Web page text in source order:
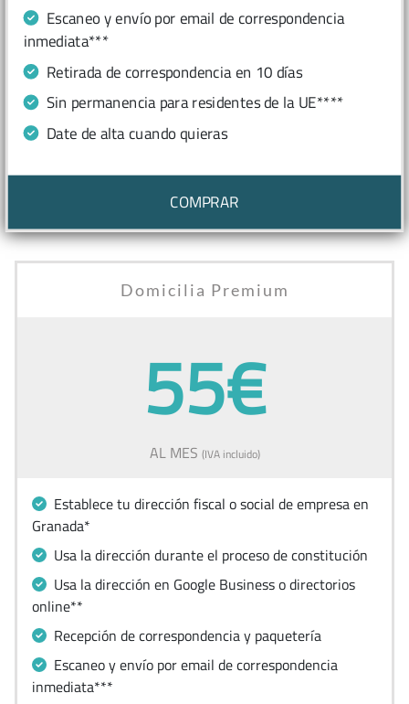
Escaneo y envío por email de correspondencia
inmediata***
Retirada de correspondencia en 10 días
Sin permanencia para residentes de la UE****
Date de alta cuando quieras
COMPRAR
Domicilia Premium
55€
AL MES (IVA incluido)
Establece tu dirección fiscal o social de empresa en
Granada*
Usa la dirección durante el proceso de constitución
Usa la dirección en Google Business o directorios
online**
Recepción de correspondencia y paquetería
Escaneo y envío por email de correspondencia
inmediata***